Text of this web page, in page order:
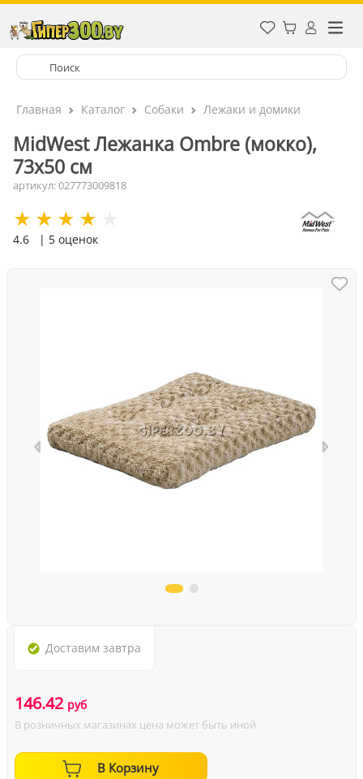
Главная Каталог Собаки Лежаки и домики
MidWest Лежанка Ombre (мокко),
73х50 см
артикул: 027773009818
4.6 | 5 оценок
Доставим завтра
146.42 руб
В розничных магазинах цена может быть иной
В Корзину